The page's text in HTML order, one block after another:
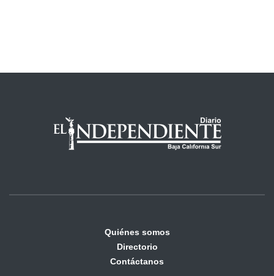
Quiénes somos
Directorio
Contáctanos